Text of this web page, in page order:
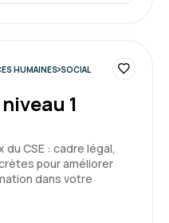
HUMAINES SOCIAL
1
CSE : cadre légal,
pour améliorer
dans votre